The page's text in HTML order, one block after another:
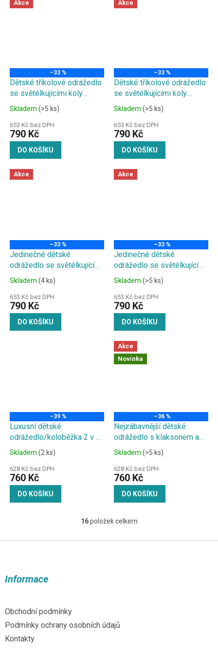
Akce
–33 %
Dětské tříkolové odrážedlo
se světélkujícími koly
graffiti
Skladem (>5 ks)
653 Kč bez DPH
790 Kč
DO KOŠÍKU
Akce
–33 %
Dětské tříkolové odrážedlo
se světélkujícími koly
květinové
Skladem (>5 ks)
653 Kč bez DPH
790 Kč
DO KOŠÍKU
Akce
–33 %
Jedinečné dětské
odrážedlo se světélkujícími
koly, nastavitelnými řídítky
Skladem (4 ks)
653 Kč bez DPH
790 Kč
DO KOŠÍKU
Akce
–33 %
Jedinečné dětské
odrážedlo se světélkujícími
koly, nastavitelnými řídítky
a odolnou brzdou zelené
Skladem (>5 ks)
653 Kč bez DPH
790 Kč
DO KOŠÍKU
–39 %
Luxusní dětské
odrážedlo/koloběžka 2 v 1
s košíkem na všechny
důležité drobnosti
oranžové
Skladem (2 ks)
628 Kč bez DPH
760 Kč
DO KOŠÍKU
Akce
Novinka
–36 %
Nejzábavnější dětské
odrážedlo s klaksonem a
melodií - kravička
Skladem (>5 ks)
628 Kč bez DPH
760 Kč
DO KOŠÍKU
O
l
k
16položek celkem
Informace
Obchodní podmínky
Podmínky ochrany osobních údajů
Kontakty